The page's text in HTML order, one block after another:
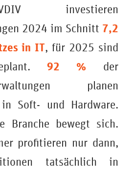
investieren
2024 im Schnitt 7,2
in IT, für 2025 sind
92 % der
planen
Soft- und Hardware.
Branche bewegt sich.
profitieren nur dann,
tatsächlich in